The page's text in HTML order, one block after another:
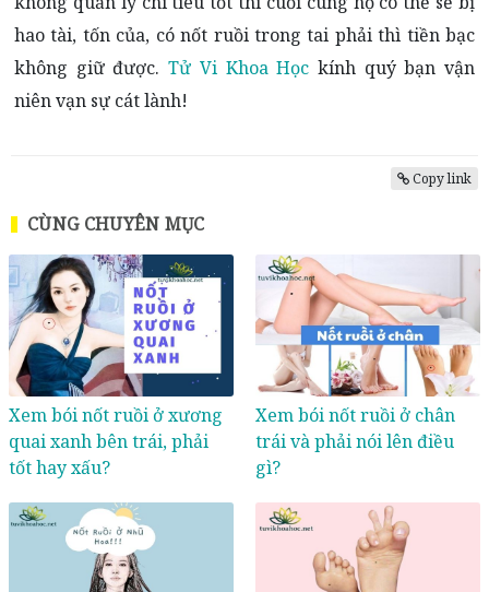
hao tài, tốn của, có nốt ruồi trong tai phải thì tiền bạc
không giữ được.Tử Vi Khoa Học kính quý bạn vận
niên vạn sự cát lành!
Copy link
CÙNG CHUYÊN MỤC
Xem bói nốt ruồi ở xương
quai xanh bên trái, phải
tốt hay xấu?
Xem bói nốt ruồi ở chân
trái và phải nói lên điều
gì?